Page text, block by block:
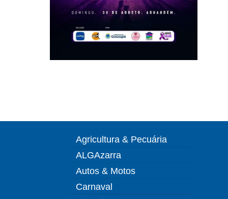
Agricultura & Pecuária
ALGAzarra
Autos & Motos
Carnaval